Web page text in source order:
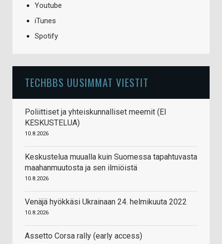
Youtube
iTunes
Spotify
TECHBBS UUSIMMAT VIESTIT
Poliittiset ja yhteiskunnalliset meemit (EI
KESKUSTELUA)
10.8.2026
Keskustelua muualla kuin Suomessa tapahtuvasta
maahanmuutosta ja sen ilmiöistä
10.8.2026
Venäjä hyökkäsi Ukrainaan 24. helmikuuta 2022
10.8.2026
Assetto Corsa rally (early access)